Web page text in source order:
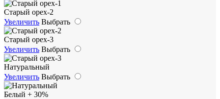
Старый орех-2
Увеличить Выбрать
Старый орех-3
Увеличить Выбрать
Натуральный
Увеличить Выбрать
Белый + 30%